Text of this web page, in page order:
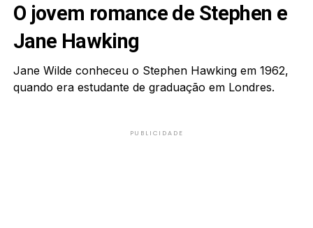
O jovem romance de Stephen e
Jane Hawking
Jane Wilde conheceu o Stephen Hawking em 1962,
quando era estudante de graduação em Londres.
PUBLICIDADE